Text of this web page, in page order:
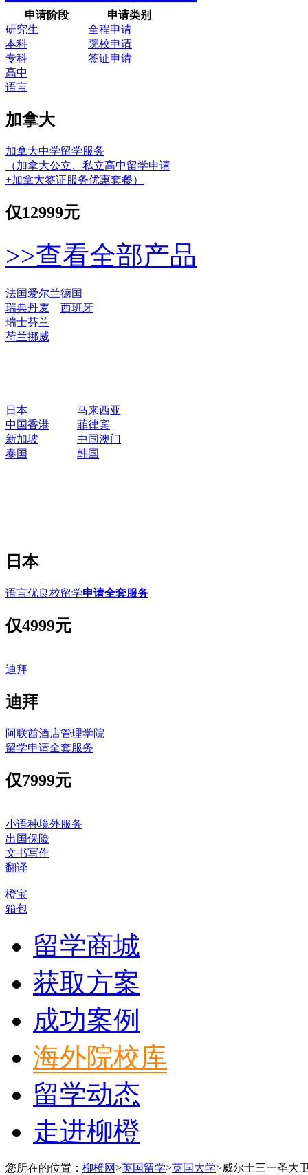
申请阶段
申请类别
研究生
全程申请
本科
院校申请
专科
签证申请
高中
语言
加拿大
加拿大中学留学服务
（加拿大公立、私立高中留学申请
+加拿大签证服务优惠套餐）
仅12999元
>>查看全部产品
法国爱尔兰德国
瑞典丹麦
西班牙
瑞士芬兰
荷兰挪威
日本
马来西亚
中国香港
菲律宾
新加坡
中国澳门
泰国
韩国
日本
语言优良校留学申请全套服务
仅4999元
迪拜
迪拜
阿联酋酒店管理学院
留学申请全套服务
仅7999元
小语种境外服务
出国保险
文书写作
翻译
橙宝
箱包
留学商城
获取方案
成功案例
海外院校库
留学动态
走进柳橙
您所在的位置： 柳橙网>英国留学>英国大学>威尔士三一圣大